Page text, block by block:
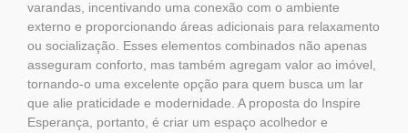
varandas, incentivando uma conexão com o ambiente
externo e proporcionando áreas adicionais para relaxamento
ou socialização. Esses elementos combinados não apenas
asseguram conforto, mas também agregam valor ao imóvel,
tornando-o uma excelente opção para quem busca um lar
que alie praticidade e modernidade. A proposta do Inspire
Esperança, portanto, é criar um espaço acolhedor e